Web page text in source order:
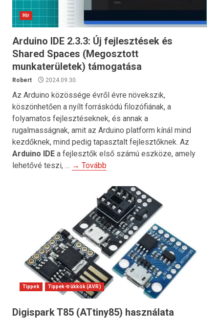
Hír
Arduino IDE 2.3.3: Új fejlesztések és
Shared Spaces (Megosztott
munkaterületek) támogatása
Robert 2024.09.30.
Az Arduino közössége évről évre növekszik,
köszönhetően a nyílt forráskódú filozófiának, a
folyamatos fejlesztéseknek, és annak a
rugalmasságnak, amit az Arduino platform kínál mind
kezdőknek, mind pedig tapasztalt fejlesztőknek. Az
Arduino IDE a fejlesztők első számú eszköze, amely
lehetővé teszi, … → Tovább
Tippek Tippek-trükkök (AVR)
Digispark T85 (ATtiny85) használata